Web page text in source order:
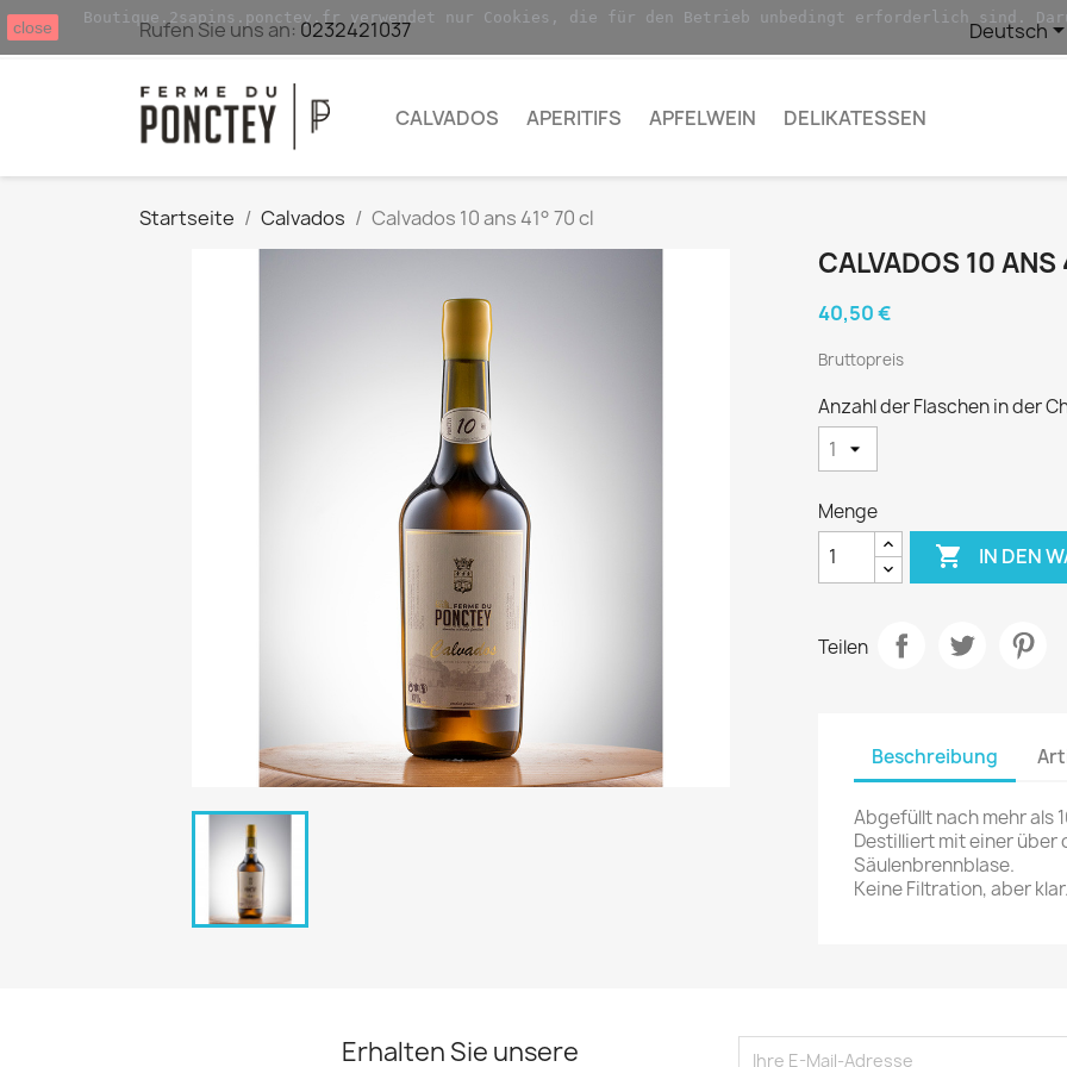
close
Boutique.2sapins.ponctey.fr verwendet nur Cookies, die für den Betrieb unbedingt erforderlich sind.
Rufen Sie uns an:0232421037 Deutsch
CALVADOS APERITIFS APFELWEIN DELIKATESSEN
Startseite Calvados Calvados 10 ans 41° 70 cl
CALVADOS 10 ANS
40,50 €
Bruttopreis
Anzahl der Flaschen in der
Menge
 IN DEN
Teilen
Beschreibung
Abgefüllt nach mehr als
Destilliert mit einer über
Säulenbrennblase.
Keine Filtration, aber klar.
Erhalten Sie unsere